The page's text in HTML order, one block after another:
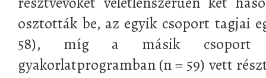
osztották be, az egyik csoport tagjai
58), míg a másik csoport
gyakorlatprogramban (n = 59) vett